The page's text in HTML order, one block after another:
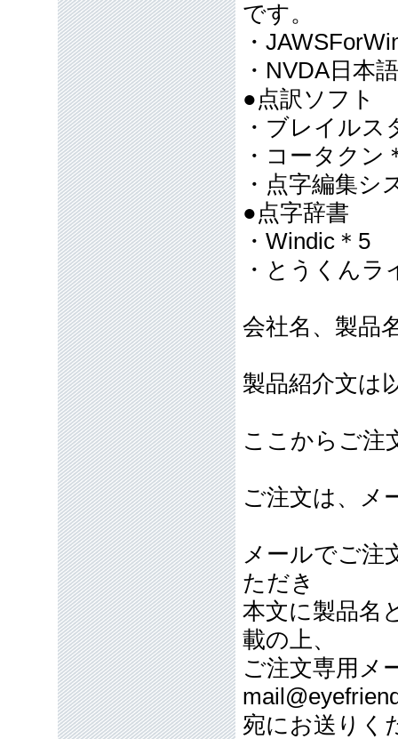
です。
・
・NVDA日本
●点訳ソフト
・ブレイルス
・コータクン
・点字編集シ
●点字辞書
・Windic＊5
・とうくんラ
会社名、製品
製品紹介文は
ここからご注
ご注文は、メ
メールでご注
ただき
本文に製品名
載の上、
ご注文専用
宛にお送りく